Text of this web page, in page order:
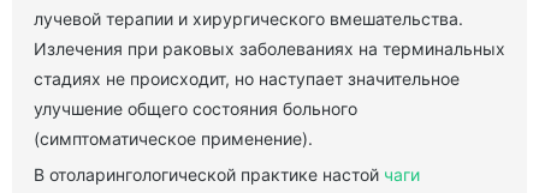
лучевой терапии и хирургического вмешательства.
Излечения при раковых заболеваниях на терминальных
стадиях не происходит, но наступает значительное
улучшение общего состояния больного
(симптоматическое применение).
В отоларингологической практике настой чаги